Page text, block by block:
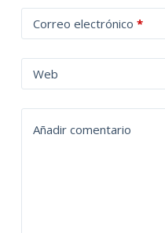
Correo electrónico *
Web
Añadir comentario
t
a
t